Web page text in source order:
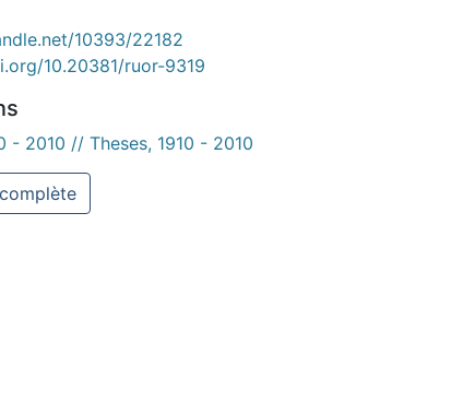
10393/22182
10.20381/ruor-9319
- 2010 // Theses, 1910 - 2010